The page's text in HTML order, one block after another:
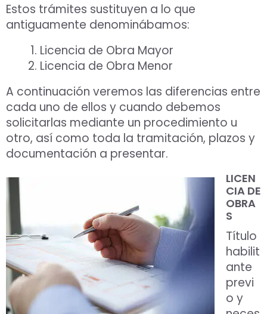
Estos trámites sustituyen a lo que
antiguamente denominábamos:
Licencia de Obra Mayor
Licencia de Obra Menor
A continuación veremos las diferencias entre
cada uno de ellos y cuando debemos
solicitarlas mediante un procedimiento u
otro, así como toda la tramitación, plazos y
documentación a presentar.
LICEN
CIA DE
OBRA
S
Título
habilit
ante
previ
o y